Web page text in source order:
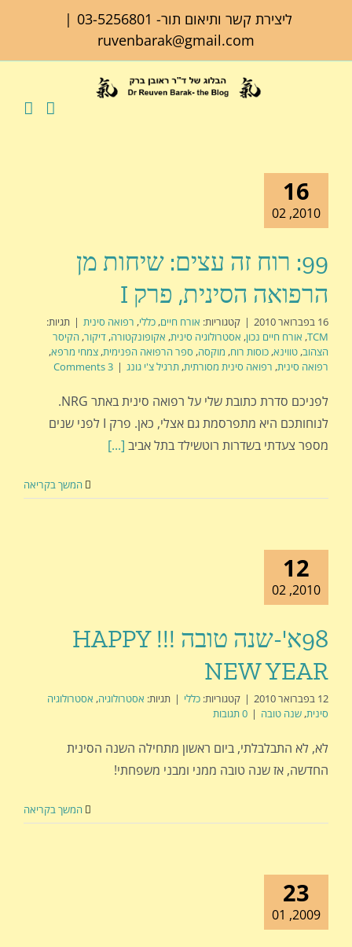
ליצירת קשר ותיאום תור- 03-5256801
|
ruvenbarak@gmail.com
16
2010, 02
99: רוח זה עצים: שיחות מן
הרפואה הסינית, פרק I
16 בפברואר 2010 | קטגוריות: אורח חיים, כללי, רפואה סינית | תגיות:
TCM
, אורח חיים נכון, אסטרולוגיה סינית, אקופונקטורה, דיקור, הקיסר
הצהוב, טווינא, כוסות רוח, מוקסה, ספר הרפואה הפנימית, צמחי מרפא,
רפואה סינית, רפואה סינית מסורתית, תרגיל צ'י גונג |
3 Comments
לפניכם סדרת כתובת שלי על רפואה סינית באתר NRG.
לנוחותכם היא מתפרסמת גם אצלי, כאן. פרק I לפני שנים
מספר צעדתי בשדרות רוטשילד בתל אביב [...]
המשך בקריאה
12
2010, 02
98א'-שנה טובה !!! HAPPY
NEW YEAR
12 בפברואר 2010 | קטגוריות: כללי | תגיות: אסטרולוגיה, אסטרולוגיה
סינית, שנה טובה | 0 תגובות
לא, לא התבלבלתי, ביום ראשון מתחילה השנה הסינית
החדשה, אז שנה טובה ממני ומבני משפחתי!
המשך בקריאה
23
2009, 01